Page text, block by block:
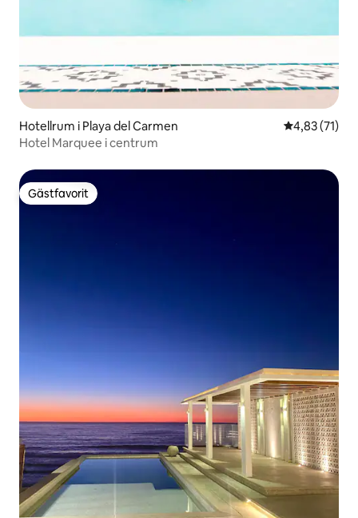
Hotellrum i Playa del Carmen 4,83 av 5 i
4,83 (71)
Hotel Marquee i centrum
Gästfavorit
Gästfavorit